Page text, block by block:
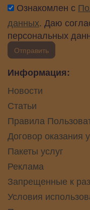
Ознакомлен с
данных. Даю
персональных
Отправить
Информация:
Новости
Статьи
Правила
Договор оказания
Пакеты услуг
Реклама
Запрещенные к
Условия